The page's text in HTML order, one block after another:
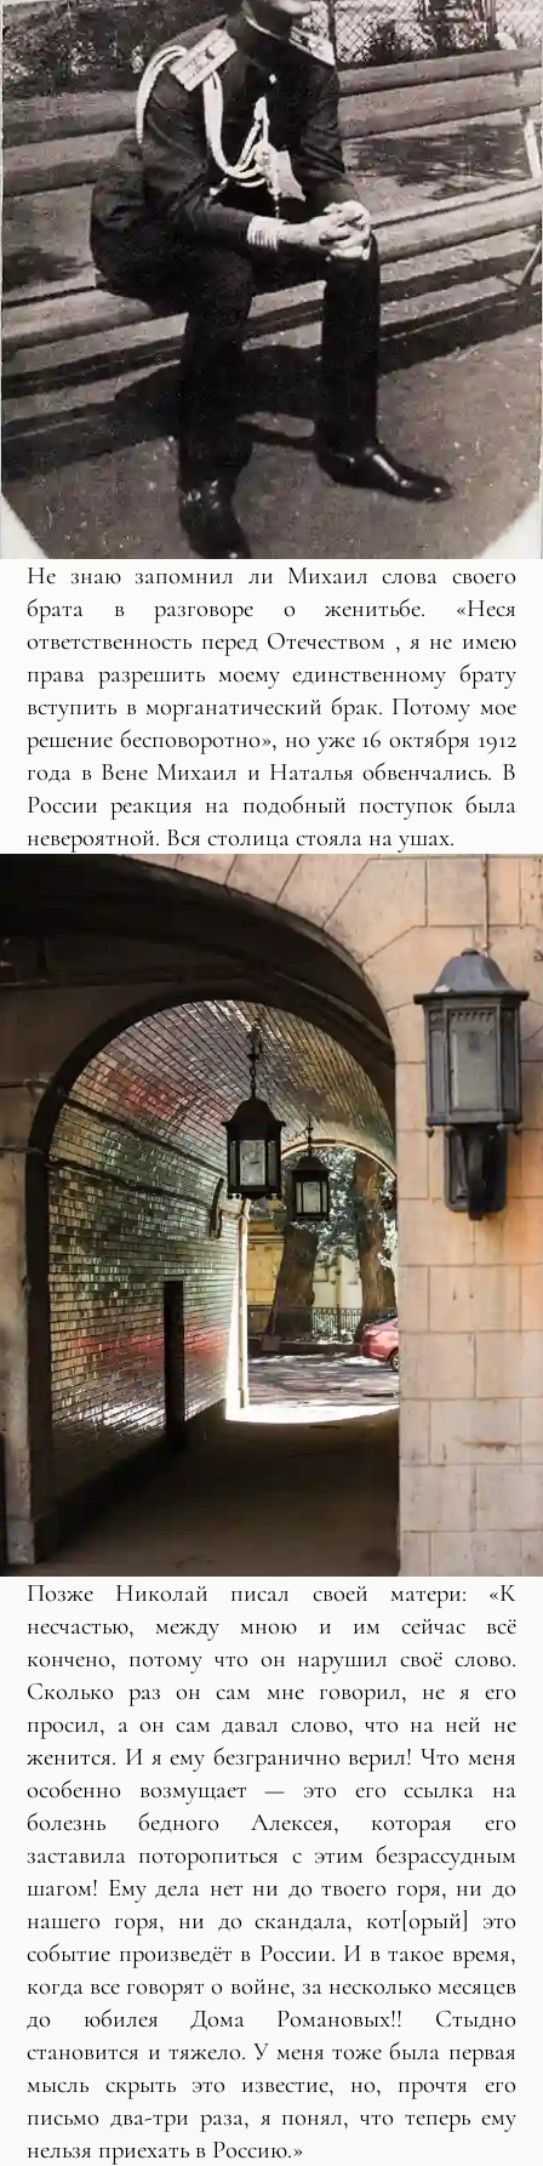
Не знаю запомнил ли Михаил слова своего
брата в разговоре о женитьбе. «Неся
ответственность перед Отечеством , я не имею
права разрешить моему единственному брату
вступить в морганатический брак. Потому мое
решение бесповоротно», но уже 16 октября 1912
года в Вене Михаил и Наталья обвенчались. В
России реакция на подобный поступок была
невероятной. Вся столица стояла на ушах.
Позже Николай писал своей матери: «К
несчастью, между мною и им сейчас всё
кончено, потому что он нарушил своё слово.
Сколько раз он сам мне говорил, не я его
просил, а он сам давал слово, что на ней не
женится. И я ему безгранично верил! Что меня
особенно возмущает — это его ссылка на
болезнь бедного Алексея, которая его
заставила поторопиться с этим безрассудным
шагом! Ему дела нет ни до твоего горя, ни до
нашего горя, ни до скандала, кот[орый] это
событие произведёт в России. И в такое время,
когда все говорят о войне, за несколько месяцев
до юбилея Дома Романовых!! Стыдно
становится и тяжело. У меня тоже была первая
мысль скрыть это известие, но, прочтя его
письмо два-три раза, я понял, что теперь ему
нельзя приехать в Россию.»